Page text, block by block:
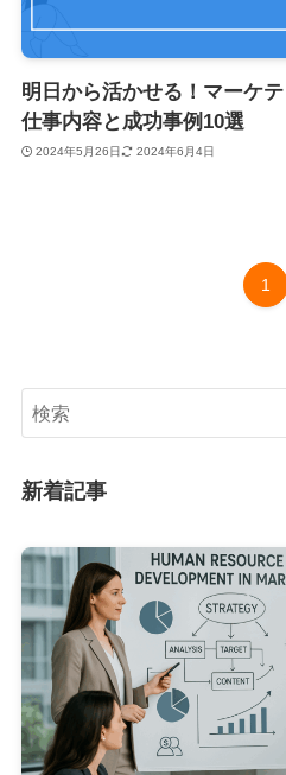
明日から活かせる！マーケ
仕事内容と成功事例10選
2024年5月26日 2024年6月4日
1
新着記事